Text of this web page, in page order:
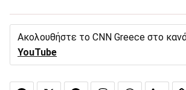
Ακολουθήστε το CNN Greece στο
YouTube